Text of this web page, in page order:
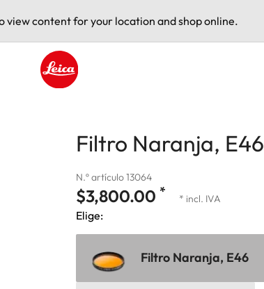
view content for your location and shop online.
Filtro Naranja, E46
N.º artículo 13064
$3,800.00 * * incl. IVA
Elige:
Filtro Naranja, E46